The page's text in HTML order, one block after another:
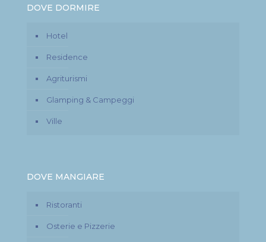
DOVE DORMIRE
Hotel
Residence
Agriturismi
Glamping & Campeggi
Ville
DOVE MANGIARE
Ristoranti
Osterie e Pizzerie